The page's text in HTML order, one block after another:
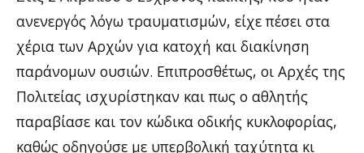
ανενεργός λόγω τραυματισμών, είχε πέσει στα
χέρια των Αρχών για κατοχή και διακίνηση
παράνομων ουσιών. Επιπροσθέτως, οι Αρχές της
Πολιτείας ισχυρίστηκαν και πως ο αθλητής
παραβίασε και τον κώδικα οδικής κυκλοφορίας,
καθώς οδηγούσε με υπερβολική ταχύτητα κι